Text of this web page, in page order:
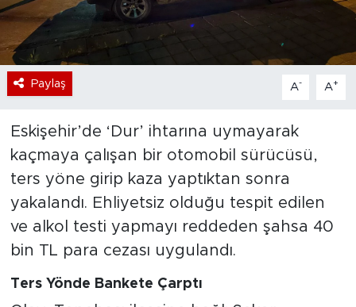
Paylaş A- A+
Eskişehir’de ‘Dur’ ihtarına uymayarak
kaçmaya çalışan bir otomobil sürücüsü,
ters yöne girip kaza yaptıktan sonra
yakalandı. Ehliyetsiz olduğu tespit edilen
ve alkol testi yapmayı reddeden şahsa 40
bin TL para cezası uygulandı.
Ters Yönde Bankete Çarptı
Dünya
Sektör